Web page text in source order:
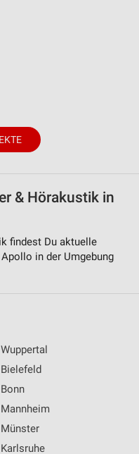
& Hörakustik in
findest Du aktuelle
in der Umgebung
Wuppertal
Bielefeld
Bonn
Mannheim
Münster
Karlsruhe
von